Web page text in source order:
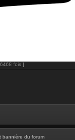
fois ]
bannière du forum